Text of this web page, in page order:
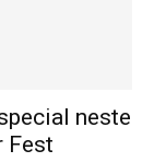
neste
Fest